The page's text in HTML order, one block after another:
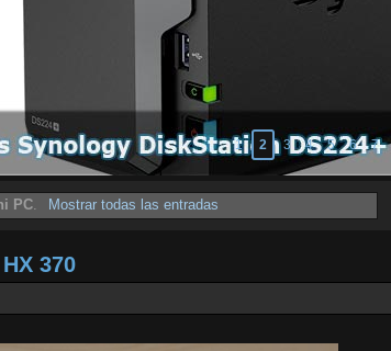
1 2 3 4 5 6 7
PC Mostrar todas las entradas
370